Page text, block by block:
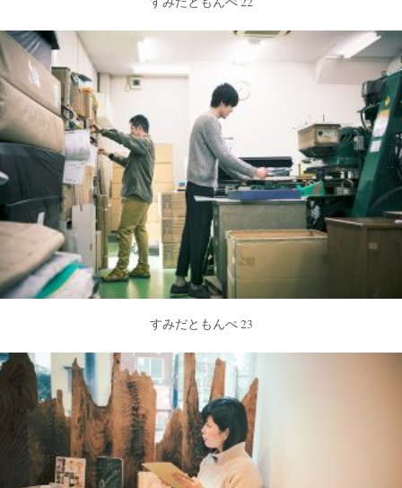
すみだともんぺ 23